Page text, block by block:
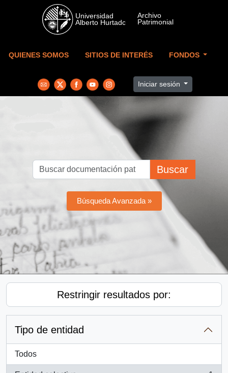
Skip to main content
QUIENES SOMOS SITIOS DE INTERÉS FONDOS
Iniciar sesión
Buscar
Búsqueda Avanzada »
Restringir resultados por:
Tipo de entidad
Todos